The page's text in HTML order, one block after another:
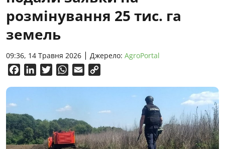
розмінування 25 тис. га
земель
09:36, 14 Травня 2026 Джерело: AgroPortal
FacebookLinkedInTwitterWhatsApp
Email